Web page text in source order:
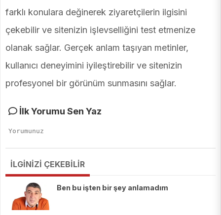
farklı konulara değinerek ziyaretçilerin ilgisini
çekebilir ve sitenizin işlevselliğini test etmenize
olanak sağlar. Gerçek anlam taşıyan metinler,
kullanıcı deneyimini iyileştirebilir ve sitenizin
profesyonel bir görünüm sunmasını sağlar.
İlk Yorumu Sen Yaz
İLGİNİZİ ÇEKEBİLİR
Ben bu işten bir şey anlamadım